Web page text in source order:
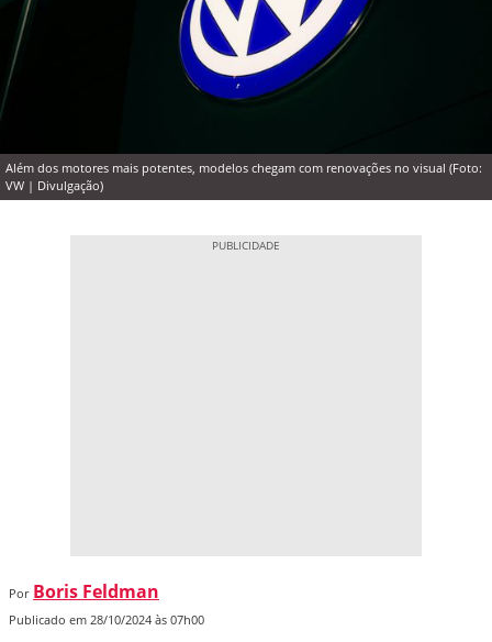
Além dos motores mais potentes, modelos chegam com renovações no visual (Foto:
VW | Divulgação)
Por Boris Feldman
Publicado em 28/10/2024 às 07h00